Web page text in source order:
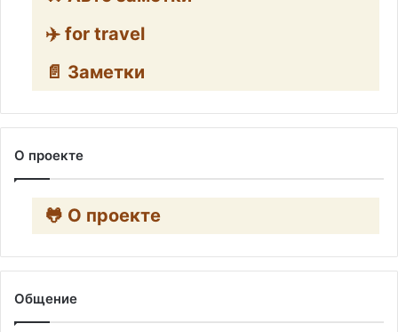
✈️ for travel
📄 Заметки
О проекте
🐸 О проекте
Общение